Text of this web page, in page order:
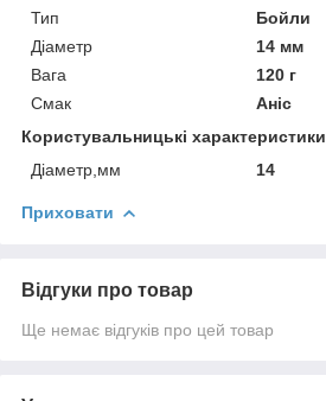
Тип
Бойли
Діаметр
14 мм
Вага
120 г
Смак
Аніс
Користувальницькі характеристики
Діаметр,мм
14
Приховати
Відгуки про товар
Ще немає відгуків про цей товар